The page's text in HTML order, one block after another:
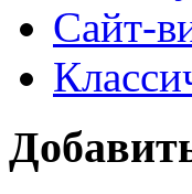
Сайт-